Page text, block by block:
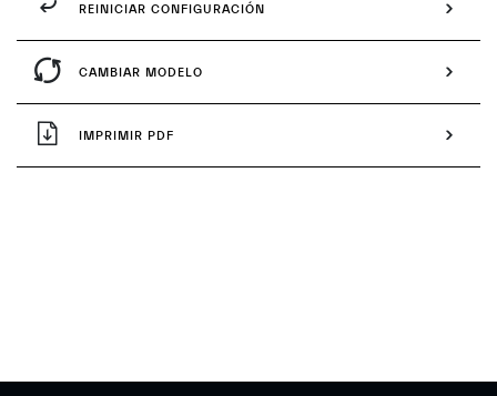
REINICIAR CONFIGURACIÓN
CAMBIAR MODELO
IMPRIMIR PDF